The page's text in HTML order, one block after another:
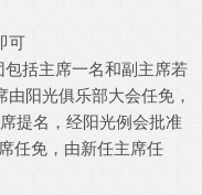
可
括主席一名和副主席若
阳光俱乐部大会任免，
提名，经阳光例会批准
任免，由新任主席任